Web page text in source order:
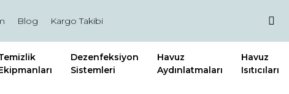
Blog Kargo Takibi
Dezenfeksiyon
Sistemleri
Havuz
Aydınlatmaları
Havuz
Isıtıcıları